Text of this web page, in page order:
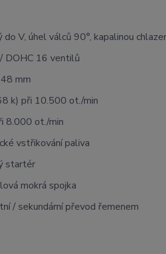
do V, úhel válců 90°, kapalinou
DOHC 16 ventilů
mm
k) při 10.500 ot./min
8.000 ot./min
vstřikování paliva
startér
mokrá spojka
/ sekundární převod řemenem